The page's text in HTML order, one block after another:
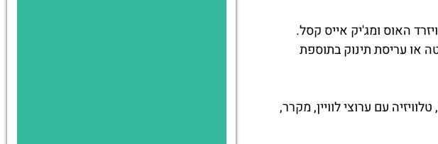
האוס ומג'יק אייס קסל.
במיוחד, מיטה או עריסת תינוק בתוספת
עם ערוצי לוויין, מקרר,